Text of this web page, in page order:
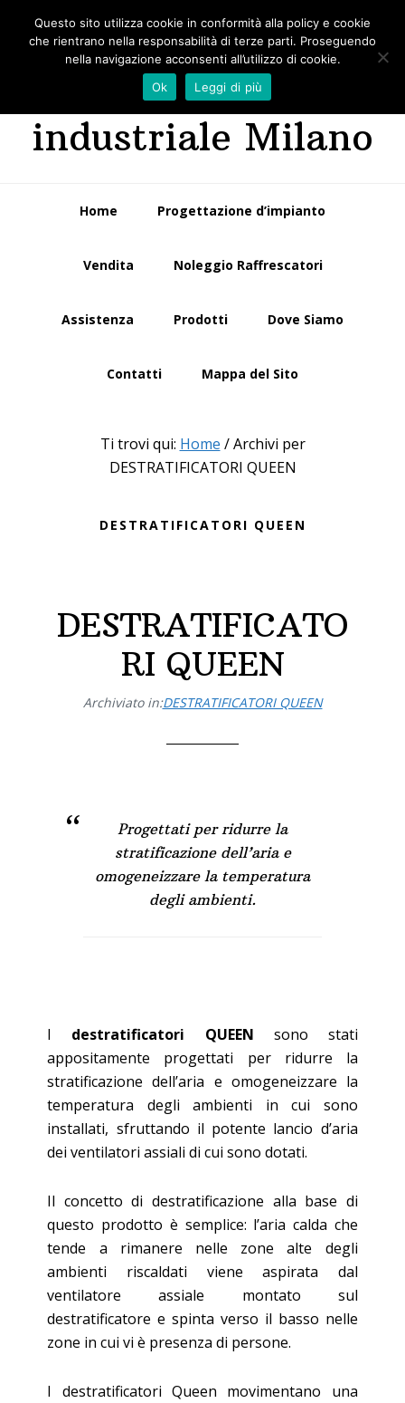
navigazione
contenuto
Impianti di
riscaldamento
industriale Milano
Home Progettazione d’impianto
Vendita Noleggio Raffrescatori
Assistenza Prodotti Dove Siamo
Contatti Mappa del Sito
Ti trovi qui: Home /Archivi per
DESTRATIFICATORI QUEEN
DESTRATIFICATORI QUEEN
DESTRATIFICATO
RI QUEEN
Archiviato in:DESTRATIFICATORI QUEEN
Progettati per ridurre la
stratificazione dell’aria e
omogeneizzare la temperatura
degli ambienti.
I destratificatori QUEEN sono stati
appositamente progettati per ridurre la
stratificazione dell’aria e omogeneizzare la
temperatura degli ambienti in cui sono
installati, sfruttando il potente lancio d’aria
dei ventilatori assiali di cui sono dotati.
Il concetto di destratificazione alla base di
questo prodotto è semplice: l’aria calda che
tende a rimanere nelle zone alte degli
ambienti riscaldati viene aspirata dal
ventilatore assiale montato sul
destratificatore e spinta verso il basso nelle
zone in cui vi è presenza di persone.
I destratificatori Queen movimentano una
Questo sito utilizza cookie in conformità alla policy e cookie
che rientrano nella responsabilità di terze parti. Proseguendo
nella navigazione acconsenti all’utilizzo di cookie.
Ok
Leggi di più